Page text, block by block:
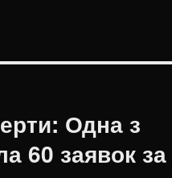
Одна з
60 заявок